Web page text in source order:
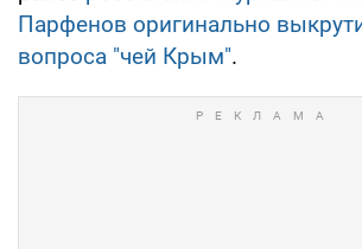
Парфенов оригинально
вопроса "чей Крым".